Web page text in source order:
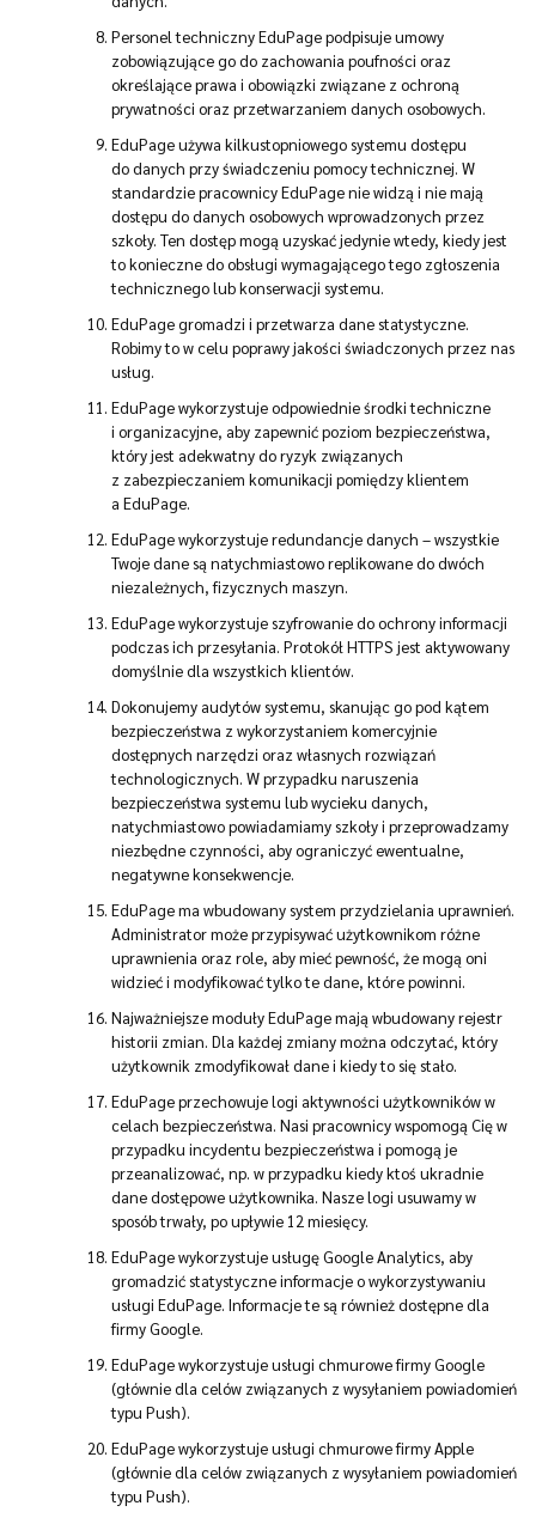
Personel techniczny EduPage podpisuje umowy
zobowiązujące go do zachowania poufności oraz
określające prawa i obowiązki związane z ochroną
prywatności oraz przetwarzaniem danych osobowych.
EduPage używa kilkustopniowego systemu dostępu
do danych przy świadczeniu pomocy technicznej. W
standardzie pracownicy EduPage nie widzą i nie mają
dostępu do danych osobowych wprowadzonych przez
szkoły. Ten dostęp mogą uzyskać jedynie wtedy, kiedy jest
to konieczne do obsługi wymagającego tego zgłoszenia
technicznego lub konserwacji systemu.
EduPage gromadzi i przetwarza dane statystyczne.
Robimy to w celu poprawy jakości świadczonych przez nas
usług.
EduPage wykorzystuje odpowiednie środki techniczne
i organizacyjne, aby zapewnić poziom bezpieczeństwa,
który jest adekwatny do ryzyk związanych
z zabezpieczaniem komunikacji pomiędzy klientem
a EduPage.
EduPage wykorzystuje redundancje danych – wszystkie
Twoje dane są natychmiastowo replikowane do dwóch
niezależnych, fizycznych maszyn.
EduPage wykorzystuje szyfrowanie do ochrony informacji
podczas ich przesyłania. Protokół HTTPS jest aktywowany
domyślnie dla wszystkich klientów.
Dokonujemy audytów systemu, skanując go pod kątem
bezpieczeństwa z wykorzystaniem komercyjnie
dostępnych narzędzi oraz własnych rozwiązań
technologicznych. W przypadku naruszenia
bezpieczeństwa systemu lub wycieku danych,
natychmiastowo powiadamiamy szkoły i przeprowadzamy
niezbędne czynności, aby ograniczyć ewentualne,
negatywne konsekwencje.
EduPage ma wbudowany system przydzielania uprawnień.
Administrator może przypisywać użytkownikom różne
uprawnienia oraz role, aby mieć pewność, że mogą oni
widzieć i modyfikować tylko te dane, które powinni.
Najważniejsze moduły EduPage mają wbudowany rejestr
historii zmian. Dla każdej zmiany można odczytać, który
użytkownik zmodyfikował dane i kiedy to się stało.
EduPage przechowuje logi aktywności użytkowników w
celach bezpieczeństwa. Nasi pracownicy wspomogą Cię w
przypadku incydentu bezpieczeństwa i pomogą je
przeanalizować, np. w przypadku kiedy ktoś ukradnie
dane dostępowe użytkownika. Nasze logi usuwamy w
sposób trwały, po upływie 12 miesięcy.
EduPage wykorzystuje usługę Google Analytics, aby
gromadzić statystyczne informacje o wykorzystywaniu
usługi EduPage. Informacje te są również dostępne dla
firmy Google.
EduPage wykorzystuje usługi chmurowe firmy Google
(głównie dla celów związanych z wysyłaniem powiadomień
typu Push).
EduPage wykorzystuje usługi chmurowe firmy Apple
(głównie dla celów związanych z wysyłaniem powiadomień
typu Push).